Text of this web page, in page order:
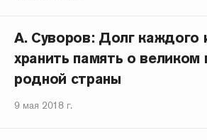
А. Суворов: Долг каждого
хранить память о великом
родной страны
9 мая 2018 г.